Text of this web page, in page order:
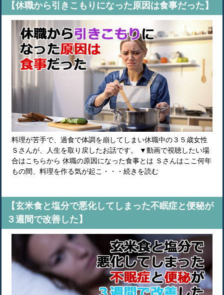
【休職から引きこもりになった原因は食事だった】
料理が苦手で、過食で体調を崩してしまい休職中の３５歳女性
Ｓさんが、人生を取り戻したお話です。 ▼動画で視聴したい場
合はこちらから 休職の原因になった食事とは Ｓさんはここ何年
もの間、料理を作る気が起こ・・・続きを読む
【玄米食と塩分で悪化してしまった不眠症と便秘が
３週間で改善した】